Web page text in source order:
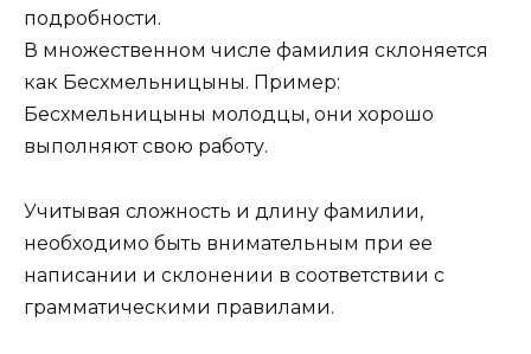
подробности.
В множественном числе фамилия склоняется
как Бесхмельницыны. Пример:
Бесхмельницыны молодцы, они хорошо
выполняют свою работу.
Учитывая сложность и длину фамилии,
необходимо быть внимательным при ее
написании и склонении в соответствии с
грамматическими правилами.